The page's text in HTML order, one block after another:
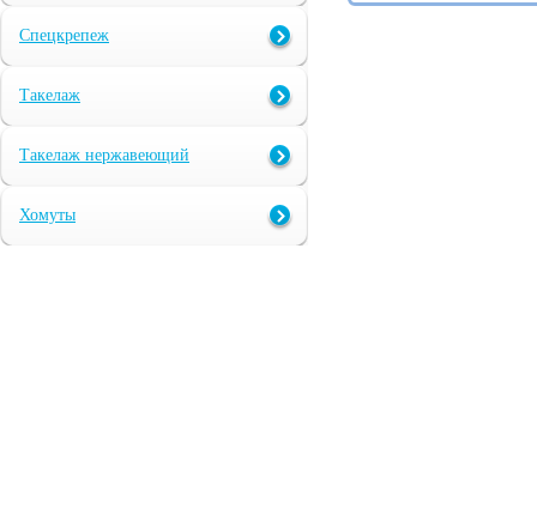
Спецкрепеж
Такелаж
Такелаж нержавеющий
Хомуты